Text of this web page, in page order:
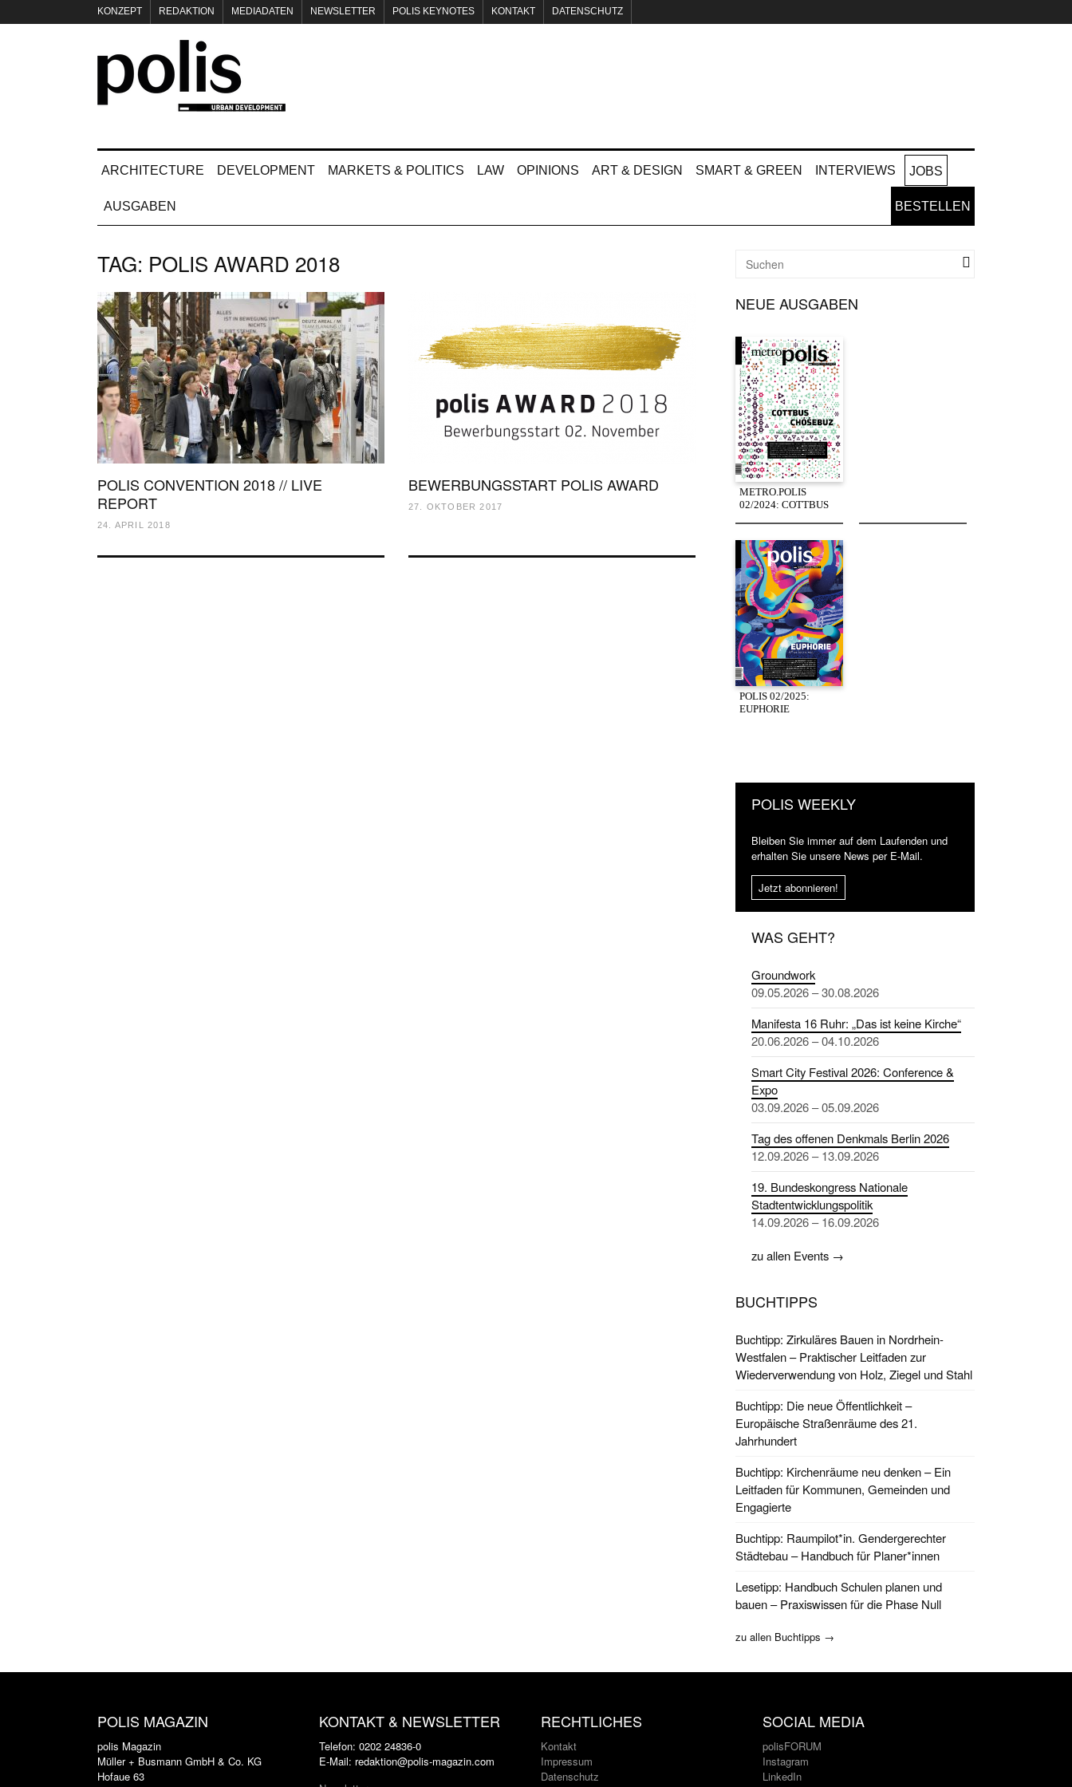
KONZEPT REDAKTION MEDIADATEN NEWSLETTER POLIS KEYNOTES KONTAKT DATENSCHUTZ
ARCHITECTURE DEVELOPMENT MARKETS & POLITICS LAW OPINIONS ART & DESIGN SMART & GREEN INTERVIEWS JOBS
AUSGABEN BESTELLEN
TAG: POLIS AWARD 2018
POLIS CONVENTION 2018 // LIVE
REPORT
24. APRIL 2018
BEWERBUNGSSTART POLIS AWARD
27. OKTOBER 2017
NEUE AUSGABEN
METRO.POLIS
02/2024: COTTBUS
POLIS 02/2025:
EUPHORIE
POLIS WEEKLY
Bleiben Sie immer auf dem Laufenden und
erhalten Sie unsere News per E-Mail.
Jetzt abonnieren!
WAS GEHT?
Groundwork
09.05.2026 – 30.08.2026
Manifesta 16 Ruhr: „Das ist keine Kirche“
20.06.2026 – 04.10.2026
Smart City Festival 2026: Conference &
Expo
03.09.2026 – 05.09.2026
Tag des offenen Denkmals Berlin 2026
12.09.2026 – 13.09.2026
19. Bundeskongress Nationale
Stadtentwicklungspolitik
14.09.2026 – 16.09.2026
zu allen Events →
BUCHTIPPS
Buchtipp: Zirkuläres Bauen in Nordrhein-
Westfalen – Praktischer Leitfaden zur
Wiederverwendung von Holz, Ziegel und Stahl
Buchtipp: Die neue Öffentlichkeit –
Europäische Straßenräume des 21.
Jahrhundert
Buchtipp: Kirchenräume neu denken – Ein
Leitfaden für Kommunen, Gemeinden und
Engagierte
Buchtipp: Raumpilot*in. Gendergerechter
Städtebau – Handbuch für Planer*innen
Lesetipp: Handbuch Schulen planen und
bauen – Praxiswissen für die Phase Null
zu allen Buchtipps →
POLIS MAGAZIN
polis Magazin
Müller + Busmann GmbH & Co. KG
Hofaue 63
KONTAKT & NEWSLETTER
Telefon: 0202 24836-0
E-Mail: redaktion@polis-magazin.com
RECHTLICHES
Kontakt
Impressum
Datenschutz
SOCIAL MEDIA
polisFORUM
Instagram
LinkedIn